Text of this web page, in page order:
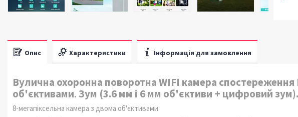
Опис Характеристики Інформація для замовлення
Вулична охоронна поворотна WIFI камера спостереження
об'єктивами. Зум (3.6 мм і 6 мм об'єктиви + цифровий
8-мегапіксельна камера з двома об'єктивами